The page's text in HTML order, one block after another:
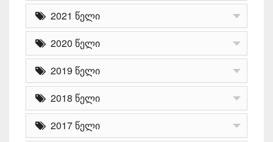
2021 წელი
2020 წელი
2019 წელი
2018 წელი
2017 წელი